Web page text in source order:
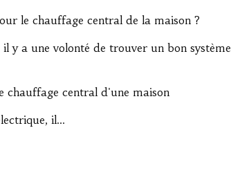
le chauffage central de la maison ?
y a une volonté de trouver un bon système
chauffage central d'une maison
il...